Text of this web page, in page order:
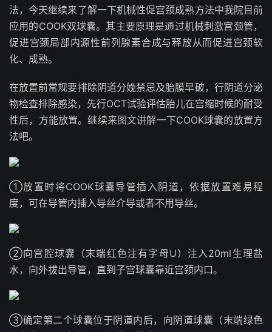
法，今天继续来了解一下机械性促宫颈成熟方法中我院目前
应用的COOK双球囊。其主要原理是通过机械刺激宫颈管，
促进宫颈局部内源性前列腺素合成与释放从而促进宫颈软
化、成熟。
在放置前常规要排除阴道分娩禁忌及胎膜早破，行阴道分泌
物检查排除感染，先行OCT试验评估胎儿在宫缩时候的耐受
性后，方能放置。继续来图文讲解一下COOK球囊的放置方
法吧。
①放置时将COOK球囊导管插入阴道，依据放置难易程
度，可在导管内插入导丝介导或者不用导丝。
②向宫腔球囊（末端红色注有字母U）注入20ml生理盐
水，向外拔出导管，直到子宫球囊靠近宫颈内口。
③确定第二个球囊位于阴道内后，向阴道球囊（末端绿色